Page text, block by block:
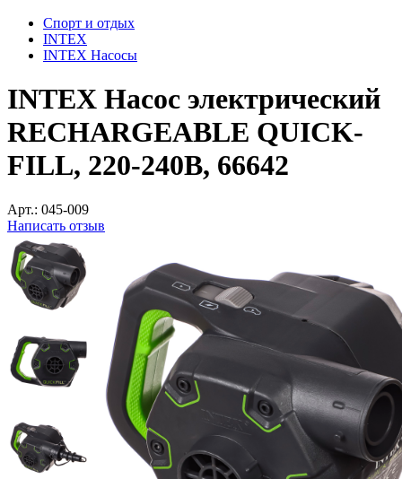
Спорт и отдых
INTEX
INTEX Насосы
INTEX Насос электрический
RECHARGEABLE QUICK-
FILL, 220-240В, 66642
Арт.: 045-009
Написать отзыв